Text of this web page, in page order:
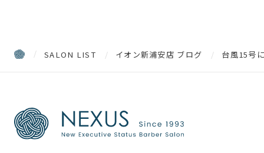
SALON LIST イオン新浦安店 ブログ 台風15号